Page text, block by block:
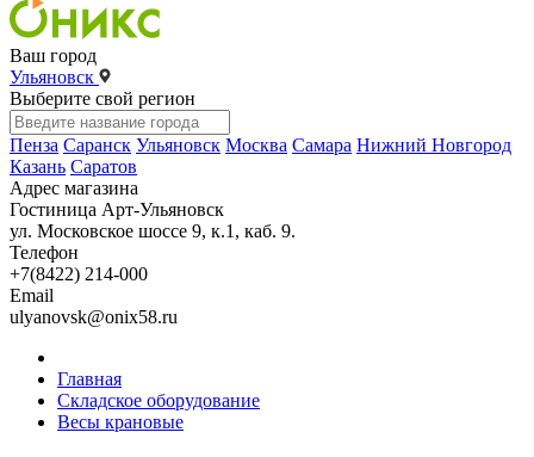
Ваш город
Ульяновск
Выберите свой регион
Пенза Саранск Ульяновск Москва Самара Нижний Новгород
Казань Саратов
Адрес магазина
Гостиница Арт-Ульяновск
ул. Московское шоссе 9, к.1, каб. 9.
Телефон
+7(8422) 214-000
Email
ulyanovsk@onix58.ru
Главная
Складское оборудование
Весы крановые